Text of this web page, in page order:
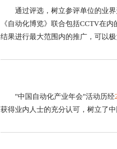
通过评选，树立参评单位的业
《自动化博览》联合包括CCTV在
结果进行最大范围内的推广，可以
"中国自动化产业年会"活动历经
获得业内人士的充分认可，树立了